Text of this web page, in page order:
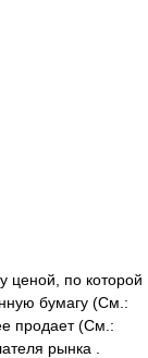
по которой
бумагу (См.:
продает (См.:
рынка .